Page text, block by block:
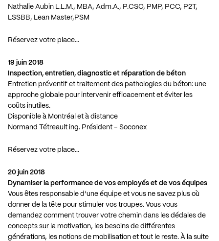
Nathalie Aubin L.L.M., MBA, Adm.A., P.CSO, PMP, PCC, P2T,
LSSBB, Lean Master,PSM
Réservez votre place…
19 juin 2018
Inspection, entretien, diagnostic et réparation de béton
Entretien préventif et traitement des pathologies du béton: une
approche globale pour intervenir efficacement et éviter les
coûts inutiles.
Disponible à Montréal et à distance
Normand Tétreault ing. Président – Soconex
Réservez votre place…
20 juin 2018
Dynamiser la performance de vos employés et de vos équipes
Vous êtes responsable d’une équipe et vous ne savez plus où
donner de la tête pour stimuler vos troupes. Vous vous
demandez comment trouver votre chemin dans les dédales de
concepts sur la motivation, les besoins de différentes
générations, les notions de mobilisation et tout le reste. À la suite